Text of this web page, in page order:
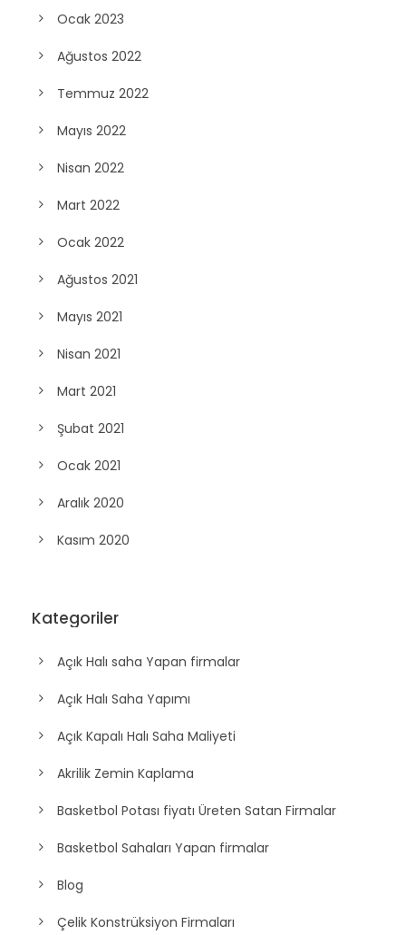
Ocak 2023
Ağustos 2022
Temmuz 2022
Mayıs 2022
Nisan 2022
Mart 2022
Ocak 2022
Ağustos 2021
Mayıs 2021
Nisan 2021
Mart 2021
Şubat 2021
Ocak 2021
Aralık 2020
Kasım 2020
Kategoriler
Açık Halı saha Yapan firmalar
Açık Halı Saha Yapımı
Açık Kapalı Halı Saha Maliyeti
Akrilik Zemin Kaplama
Basketbol Potası fiyatı Üreten Satan Firmalar
Basketbol Sahaları Yapan firmalar
Blog
Çelik Konstrüksiyon Firmaları